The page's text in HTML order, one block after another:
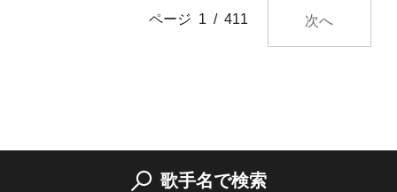
ページ 1 / 411 次へ
歌手名で検索